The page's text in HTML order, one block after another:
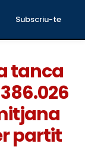
Subscriu-te
tanca
partit